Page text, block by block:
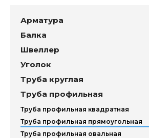
Арматура
Балка
Швеллер
Уголок
Труба круглая
Труба профильная
Труба профильная квадратная
Труба профильная прямоугольная
Труба профильная овальная